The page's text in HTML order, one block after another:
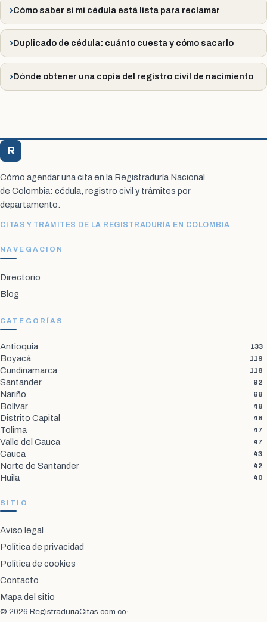
Cómo saber si mi cédula está lista para reclamar
Duplicado de cédula: cuánto cuesta y cómo sacarlo
Dónde obtener una copia del registro civil de nacimiento
R
Cómo agendar una cita en la Registraduría Nacional
de Colombia: cédula, registro civil y trámites por
departamento.
CITAS Y TRÁMITES DE LA REGISTRADURÍA EN COLOMBIA
NAVEGACIÓN
Directorio
Blog
CATEGORÍAS
Antioquia 133
Boyacá 119
Cundinamarca 118
Santander 92
Nariño 68
Bolívar 48
Distrito Capital 48
Tolima 47
Valle del Cauca 47
Cauca 43
Norte de Santander 42
Huila 40
SITIO
Aviso legal
Política de privacidad
Política de cookies
Contacto
Mapa del sitio
© 2026 RegistraduriaCitas.com.co·